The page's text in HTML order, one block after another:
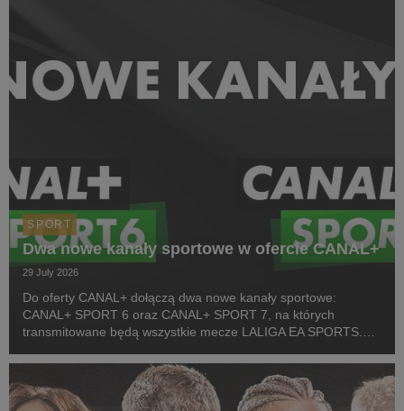
SPORT
Dwa nowe kanały sportowe w ofercie CANAL+
29 July 2026
Do oferty CANAL+ dołączą dwa nowe kanały sportowe:
CANAL+ SPORT 6 oraz CANAL+ SPORT 7, na których
transmitowane będą wszystkie mecze LALIGA EA SPORTS.
pierwszej kolejki sezonu 2026/27 ligi hiszpańskiej, po formaln...